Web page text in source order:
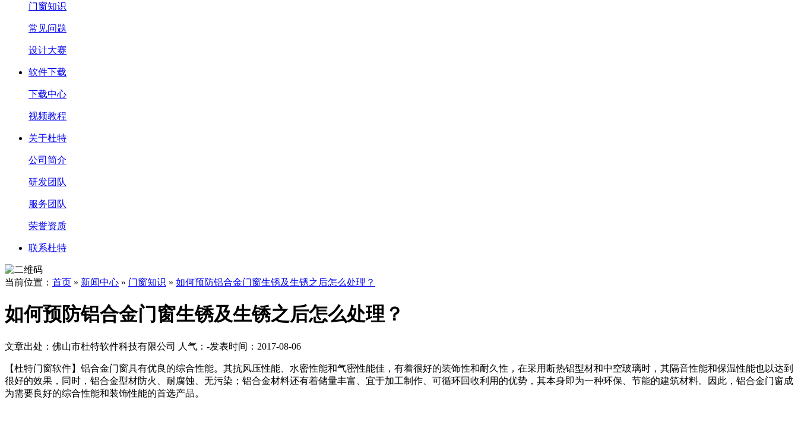
门窗知识
常见问题
设计大赛
软件下载
下载中心
视频教程
关于杜特
公司简介
研发团队
服务团队
荣誉资质
联系杜特
当前位置： 首页 » 新闻中心 » 门窗知识 » 如何预防铝合金门窗生锈及生锈之后怎么处理？
如何预防铝合金门窗生锈及生锈之后怎么处理？
文章出处：佛山市杜特软件科技有限公司 人气： -发表时间：2017-08-06
【杜特门窗软件】铝合金门窗具有优良的综合性能。其抗风压性能、水密性能和气密性能佳，有着很好的装饰性和耐久性，在采用断热铝型材和中空玻璃时，其隔音性能和保温性能也以达到
很好的效果，同时，铝合金型材防火、耐腐蚀、无污染；铝合金材料还有着储量丰富、宜于加工制作、可循环回收利用的优势，其本身即为一种环保、节能的建筑材料。因此，铝合金门窗成
为需要良好的综合性能和装饰性能的首选产品。